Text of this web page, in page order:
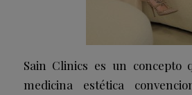
Sain Clinics es un concepto
medicina estética